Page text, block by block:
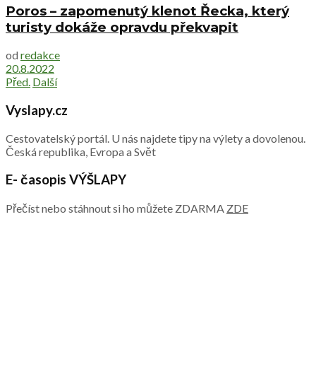
Poros – zapomenutý klenot Řecka, který
turisty dokáže opravdu překvapit
od redakce
20.8.2022
Před. Další
Vyslapy.cz
Cestovatelský portál. U nás najdete tipy na výlety a dovolenou.
Česká republika, Evropa a Svět
E- časopis VÝŠLAPY
Přečíst nebo stáhnout si ho můžete ZDARMA ZDE